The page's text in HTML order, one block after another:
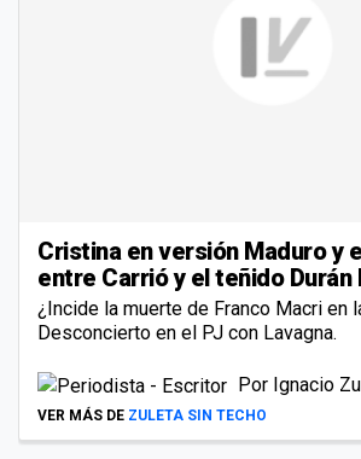
Cristina en versión Maduro y
entre Carrió y el teñido Durán
¿Incide la muerte de Franco Macri en
Desconcierto en el PJ con Lavagna.
Por Ignacio
VER MÁS DE ZULETA SIN TECHO